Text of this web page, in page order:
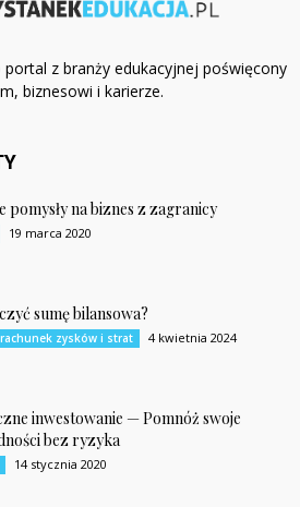
portal z branży edukacyjnej poświęcony
biznesowi i karierze.
pomysły na biznes z zagranicy
19 marca 2020
sumę bilansowa?
zysków i strat 4 kwietnia 2024
inwestowanie — Pomnóż swoje
bez ryzyka
14 stycznia 2020